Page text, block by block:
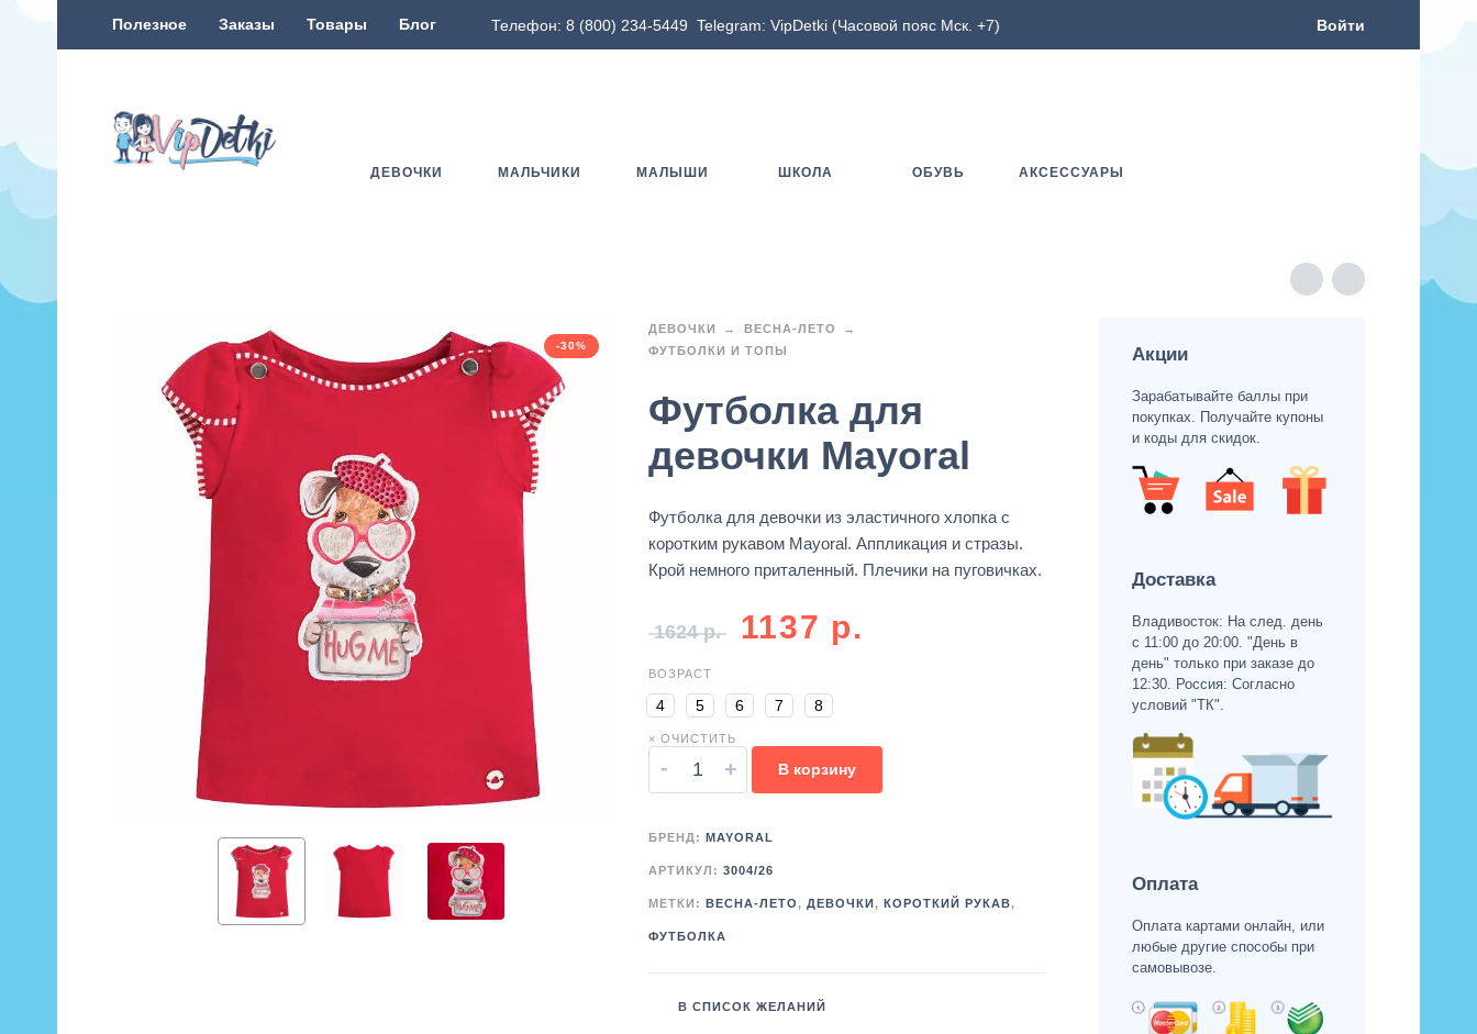
Полезное Заказы Товары Блог Телефон: 8 (800) 234-5449 Telegram: VipDetki (Часовой пояс Мск. +7) Войти
ДЕВОЧКИ МАЛЬЧИКИ МАЛЫШИ ШКОЛА ОБУВЬ АКСЕССУАРЫ
-30%
ДЕВОЧКИ
ВЕСНА-ЛЕТО
ФУТБОЛКИ И ТОПЫ
Футболка для
девочки Mayoral
Футболка для девочки из эластичного хлопка с
коротким рукавом Mayoral. Аппликация и стразы.
Крой немного приталенный. Плечики на пуговичках.
1624р. 1137 р.
ВОЗРАСТ
4 5 6 7 8
× ОЧИСТИТЬ
- + В корзину
БРЕНД: MAYORAL
АРТИКУЛ: 3004/26
МЕТКИ: ВЕСНА-ЛЕТО, ДЕВОЧКИ , КОРОТКИЙ РУКАВ,
ФУТБОЛКА
В СПИСОК ЖЕЛАНИЙ
Акции
Зарабатывайте баллы при
покупках. Получайте купоны
и коды для скидок.
Доставка
Владивосток: На след. день
с 11:00 до 20:00. "День в
день" только при заказе до
12:30. Россия: Согласно
условий "ТК".
Оплата
Оплата картами онлайн, или
любые другие способы при
самовывозе.